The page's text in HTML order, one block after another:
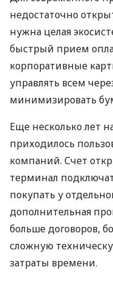
недостаточно
нужна целая
быстрый прием
корпоративные
управлять всем
минимизировать
Еще несколько лет
приходилось
компаний. Счет
терминал
покупать у
дополнительная
больше договоров,
сложную
затраты времени.